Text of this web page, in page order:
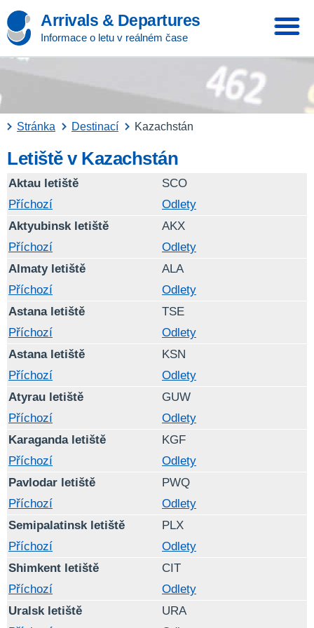
Arrivals & Departures
Informace o letu v reálném čase
Stránka Destinací Kazachstán
Letiště v Kazachstán
Aktau letiště
SCO
Příchozí
Odlety
Aktyubinsk letiště
AKX
Příchozí
Odlety
Almaty letiště
ALA
Příchozí
Odlety
Astana letiště
TSE
Příchozí
Odlety
Astana letiště
KSN
Příchozí
Odlety
Atyrau letiště
GUW
Příchozí
Odlety
Karaganda letiště
KGF
Příchozí
Odlety
Pavlodar letiště
PWQ
Příchozí
Odlety
Semipalatinsk letiště
PLX
Příchozí
Odlety
Shimkent letiště
CIT
Příchozí
Odlety
Uralsk letiště
URA